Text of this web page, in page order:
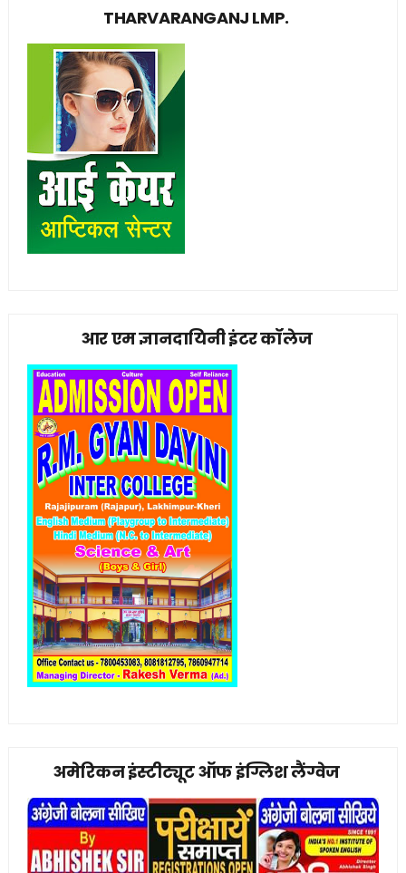
THARVARANGANJ LMP.
आर एम ज्ञानदायिनी इंटर कॉलेज
अमेरिकन इंस्टीट्यूट ऑफ इंग्लिश लैंग्वेज